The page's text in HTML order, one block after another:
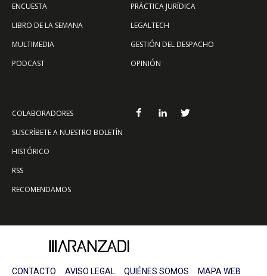
ENCUESTA
LIBRO DE LA SEMANA
MULTIMEDIA
PODCAST
PRÁCTICA JURÍDICA
LEGALTECH
GESTIÓN DEL DESPACHO
OPINIÓN
COLABORADORES
SUSCRÍBETE A NUESTRO BOLETÍN
HISTÓRICO
RSS
RECOMENDAMOS
CONTACTO AVISO LEGAL QUIÉNES SOMOS MAPA WEB